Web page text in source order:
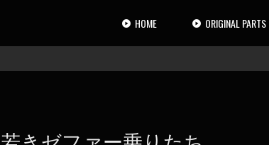
HOME ORIGINAL PARTS